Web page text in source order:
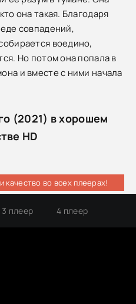
она такая. Благодаря
совпадений,
воедино,
Но потом она попала в
и вместе с ними начала
(2021) в хорошем
HD
качество во всех плеерах!
3 плеер 4 плеер